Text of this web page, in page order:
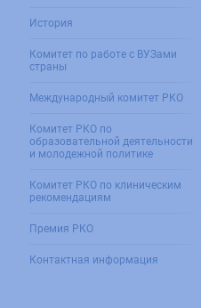
История
Комитет по работе с ВУЗами
страны
Международный комитет РКО
Комитет РКО по
образовательной деятельности
и молодежной политике
Комитет РКО по клиническим
рекомендациям
Премия РКО
Контактная информация